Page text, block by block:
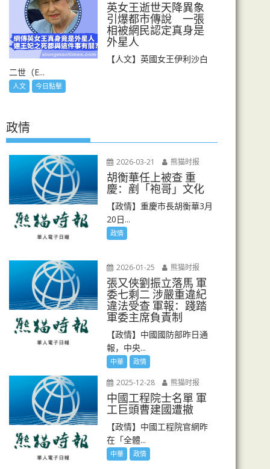
英女王逝世天降異象
引爆都市傳說 一張
相被網民認定真身是
外星人
【人文】英國女王伊利沙白
二世（E...
人文 今日點擊
政情
2026-03-21 熊猫时报
胡衡華任上被查 重
慶：剷「袍哥」文化
【政情】重慶市長胡衡華3月
20日...
政情
2026-01-25 熊猫时报
張又俠劉振立落馬 軍
委七剩二 涉嚴重違紀
違法受查 軍報：踐踏
軍委主席負責制
【政情】中國國防部昨日通
報，中央...
中華 政情
2025-12-28 熊猫时报
中國工程院士名單 軍
工巨頭曹建國遭撤
【政情】中國工程院官網昨
在「全體...
中華 政情